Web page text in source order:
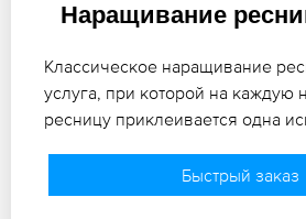
Наращивание
Классическое наращивание
услуга, при которой на каждую
ресницу приклеивается одна
Быстрый заказ